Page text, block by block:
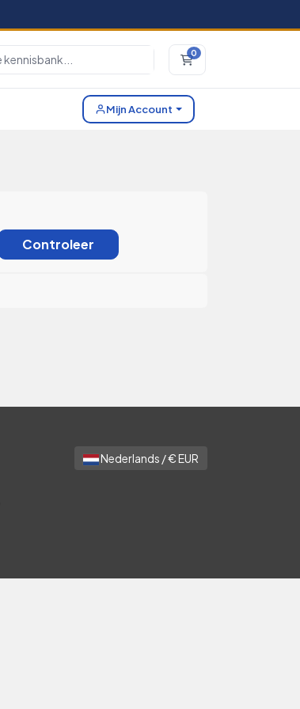
0Winkelwagen
Mijn Account
Controleer
Nederlands / € EUR